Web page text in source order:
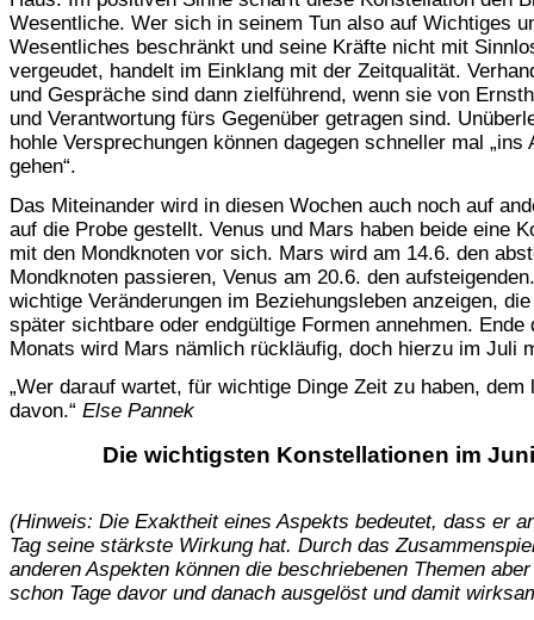
Wesentliche. Wer sich in seinem Tun also auf Wichtiges
Wesentliches beschränkt und seine Kräfte nicht mit
vergeudet, handelt im Einklang mit der Zeitqualität.
und Gespräche sind dann zielführend, wenn sie von
und Verantwortung fürs Gegenüber getragen sind.
hohle Versprechungen können dagegen schneller mal „ins
gehen“.
Das Miteinander wird in diesen Wochen auch noch auf
auf die Probe gestellt. Venus und Mars haben beide eine
mit den Mondknoten vor sich. Mars wird am 14.6. den
Mondknoten passieren, Venus am 20.6. den
wichtige Veränderungen im Beziehungsleben anzeigen,
später sichtbare oder endgültige Formen annehmen. Ende
Monats wird Mars nämlich rückläufig, doch hierzu im Juli
„Wer darauf wartet, für wichtige Dinge Zeit zu haben, dem
davon.“ Else Pannek
Die wichtigsten Konstellationen im Juni
(Hinweis: Die Exaktheit eines Aspekts bedeutet, dass er
Tag seine stärkste Wirkung hat. Durch das
anderen Aspekten können die beschriebenen Themen
schon Tage davor und danach ausgelöst und damit